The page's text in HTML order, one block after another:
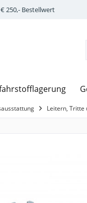
250,- Bestellwert
Leitern, Tritte